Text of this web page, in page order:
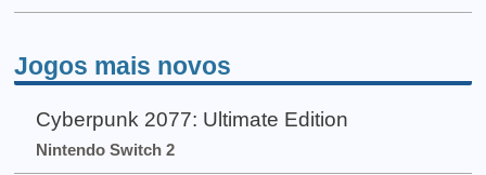
Jogos mais novos
Cyberpunk 2077: Ultimate Edition
Nintendo Switch 2